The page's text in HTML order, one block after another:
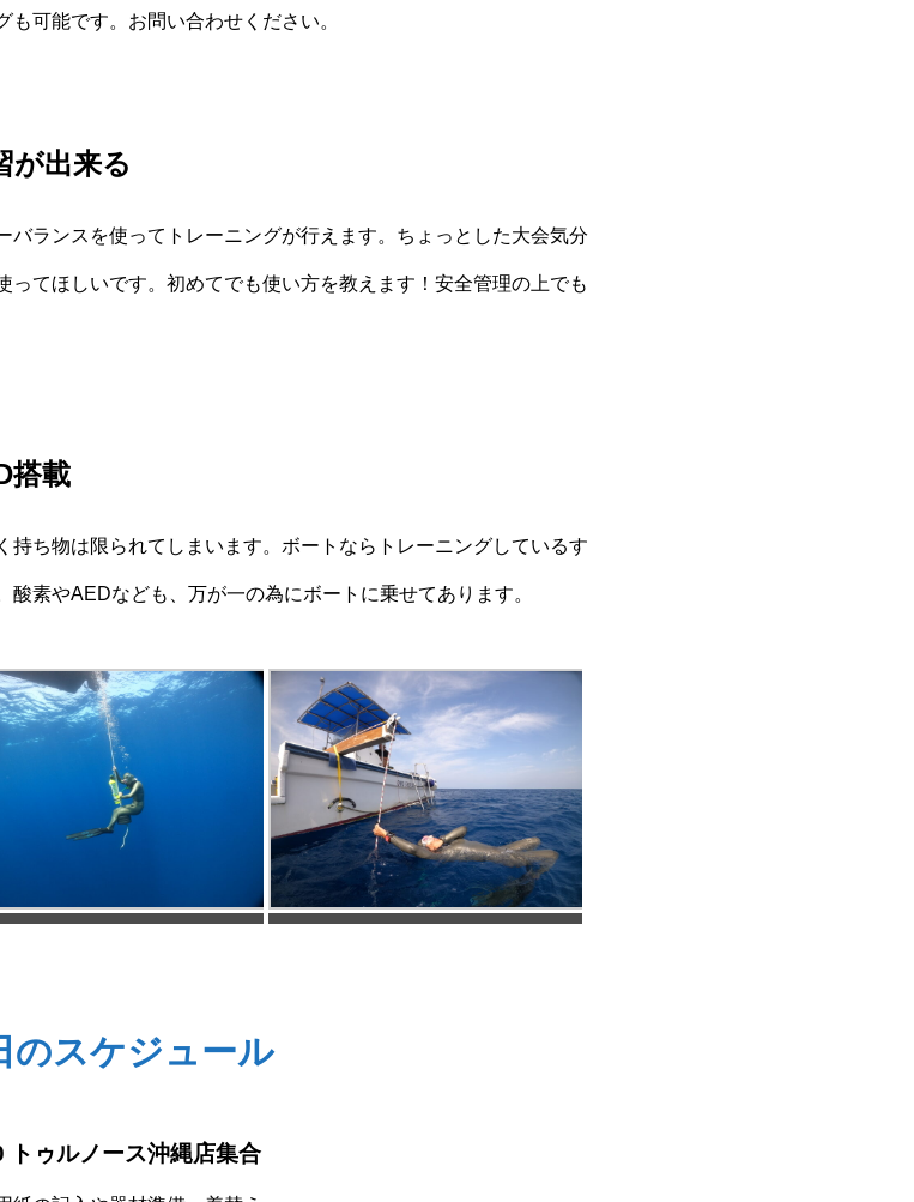
可能です。お問い合わせください。
出来る
バランスを使ってトレーニングが行えます。ちょっとした大会気分
ってほしいです。初めてでも使い方を教えます！安全管理の上でも
搭載
持ち物は限られてしまいます。ボートならトレーニングしているす
素やAEDなども、万が一の為にボートに乗せてあります。
のスケジュール
トゥルノース沖縄店集合